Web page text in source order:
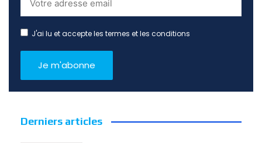
J'ai lu et accepte les termes et les conditions
Derniers articles